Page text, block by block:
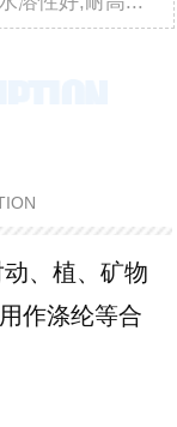
17:07:17
,产品全,品...
中山 的采购商已
17:06:39
PEG各型号...
、植、矿物
作涤纶等合